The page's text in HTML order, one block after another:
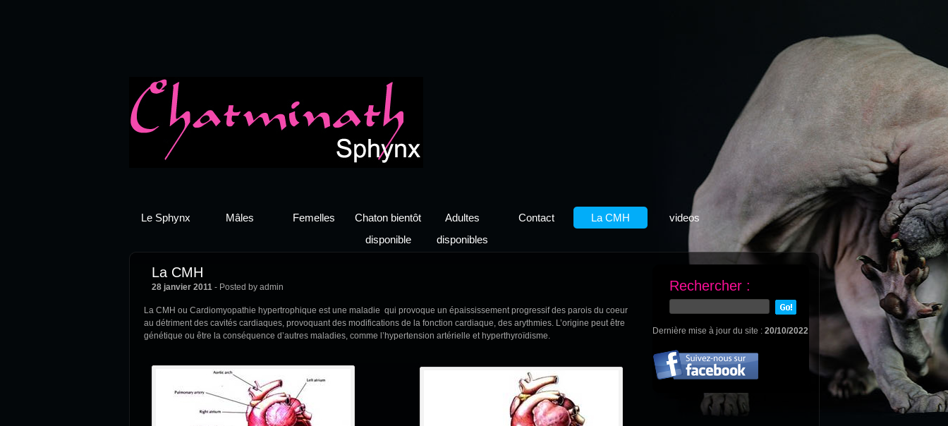
Le Sphynx Mâles Femelles
Chaton bientôt
disponible
Adultes
disponibles
Contact La CMH videos
La CMH
28 janvier 2011- Posted by admin
La CMH ou Cardiomyopathie hypertrophique est une maladie qui provoque un épaississement progressif des parois du coeur
au détriment des cavités cardiaques, provoquant des modifications de la fonction cardiaque, des arythmies. L’origine peut être
génétique ou être la conséquence d’autres maladies, comme l’hypertension artérielle et hyperthyroïdisme.
Rechercher :
Dernière mise à jour du site : 20/10/2022